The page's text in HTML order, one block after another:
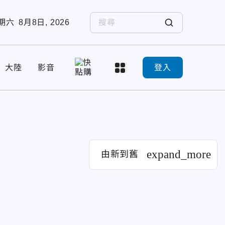
六 8月8日, 2026
大陸 影音 登入
由新到舊 expand_more